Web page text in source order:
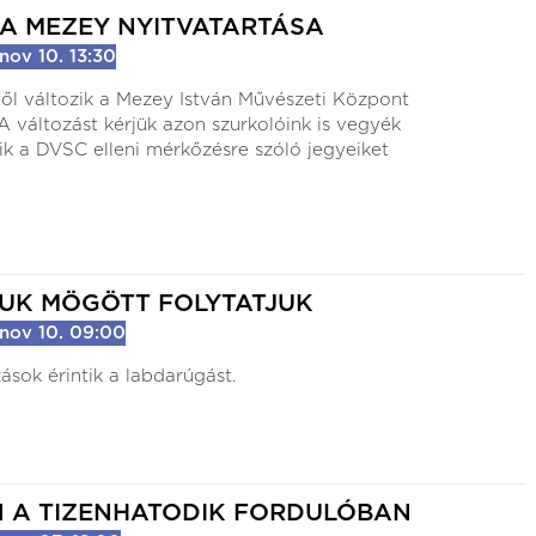
MEZEY NYITVATARTÁSA
10. 13:30
változik a Mezey István Művészeti Központ
változást kérjük azon szurkolóink is vegyék
a DVSC elleni mérkőzésre szóló jegyeiket
MÖGÖTT FOLYTATJUK
10. 09:00
érintik a labdarúgást.
A TIZENHATODIK FORDULÓBAN
3:0
Kolorcity KBSC
Videoton FC Fehérvár
Kolorcity Aréna